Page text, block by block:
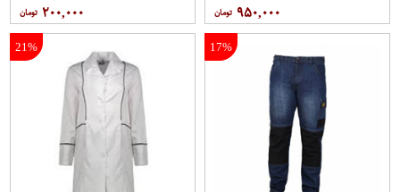
۹۵۰,۰۰۰ ۲۰۰,۰۰۰
17%
21%